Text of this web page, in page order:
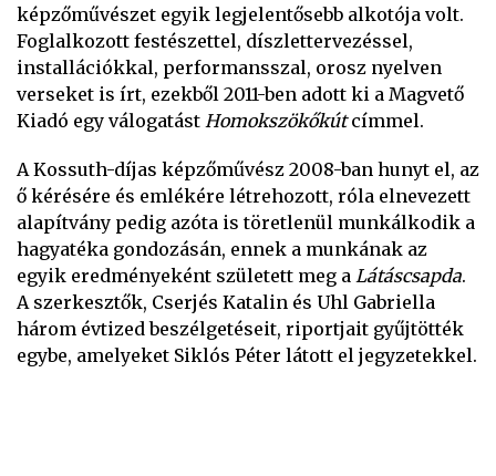
képzőművészet egyik legjelentősebb alkotója volt.
Foglalkozott festészettel, díszlettervezéssel,
installációkkal, performansszal, orosz nyelven
verseket is írt, ezekből 2011-ben adott ki a Magvető
Kiadó egy válogatást Homokszökőkútcímmel.
A Kossuth-díjas képzőművész 2008-ban hunyt el, az
ő kérésére és emlékére létrehozott, róla elnevezett
alapítvány pedig azóta is töretlenül munkálkodik a
hagyatéka gondozásán, ennek a munkának az
egyik eredményeként született meg a Látáscsapda.
A szerkesztők, Cserjés Katalin és Uhl Gabriella
három évtized beszélgetéseit, riportjait gyűjtötték
egybe, amelyeket Siklós Péter látott el jegyzetekkel.